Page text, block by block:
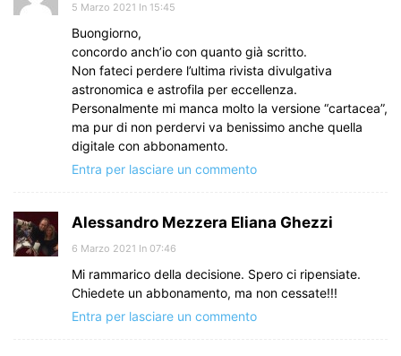
5 Marzo 2021 In 15:45
Buongiorno,
concordo anch’io con quanto già scritto.
Non fateci perdere l’ultima rivista divulgativa
astronomica e astrofila per eccellenza.
Personalmente mi manca molto la versione “cartacea”,
ma pur di non perdervi va benissimo anche quella
digitale con abbonamento.
Entra per lasciare un commento
Alessandro Mezzera Eliana Ghezzi
6 Marzo 2021 In 07:46
Mi rammarico della decisione. Spero ci ripensiate.
Chiedete un abbonamento, ma non cessate!!!
Entra per lasciare un commento